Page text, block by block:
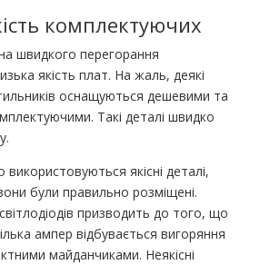
комплектуючих
швидкого перегорання
якість плат. На жаль, деякі
оснащуються дешевими та
Такі деталі швидко
якісні деталі,
були правильно розміщені.
призводить до того, що
ампер відбувається вигоряння
майданчиками. Неякісні